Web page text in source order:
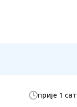
прије 1 сат